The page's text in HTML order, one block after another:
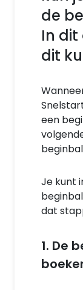
de
In dit
dit
een
Je kunt
dat
1. De